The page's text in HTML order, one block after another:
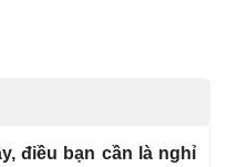
điều bạn cần là nghỉ